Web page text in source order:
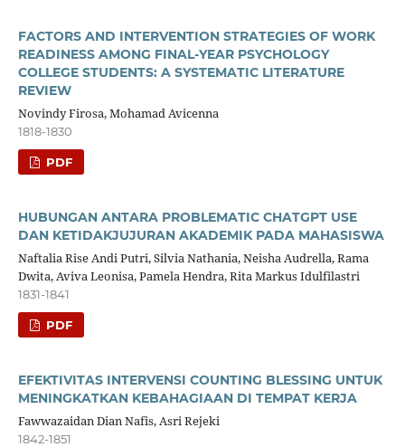
FACTORS AND INTERVENTION STRATEGIES OF WORK
READINESS AMONG FINAL-YEAR PSYCHOLOGY
COLLEGE STUDENTS: A SYSTEMATIC LITERATURE
REVIEW
Novindy Firosa, Mohamad Avicenna
1818-1830
PDF
HUBUNGAN ANTARA PROBLEMATIC CHATGPT USE
DAN KETIDAKJUJURAN AKADEMIK PADA MAHASISWA
Naftalia Rise Andi Putri, Silvia Nathania, Neisha Audrella, Rama
Dwita, Aviva Leonisa, Pamela Hendra, Rita Markus Idulfilastri
1831-1841
PDF
EFEKTIVITAS INTERVENSI COUNTING BLESSING UNTUK
MENINGKATKAN KEBAHAGIAAN DI TEMPAT KERJA
Fawwazaidan Dian Nafis, Asri Rejeki
1842-1851